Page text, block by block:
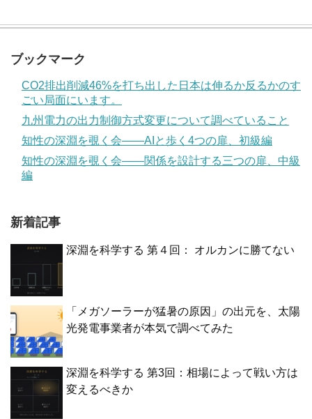
ブックマーク
CO2排出削減46%を打ち出した日本は伸るか反るかのす
ごい局面にいます。
九州電力の出力制御方式変更について調べていること
知性の深淵を覗く会——AIと歩く4つの扉、初級編
知性の深淵を覗く会——関係を設計する三つの扉、中級
編
新着記事
深淵を科学する 第４回： オルカンに勝てない
「メガソーラーが猛暑の原因」の出元を、太陽
光発電事業者が本気で調べてみた
深淵を科学する 第3回：相場によって戦い方は
変えるべきか